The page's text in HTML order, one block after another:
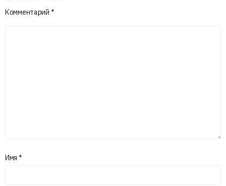
Комментарий *
Имя *